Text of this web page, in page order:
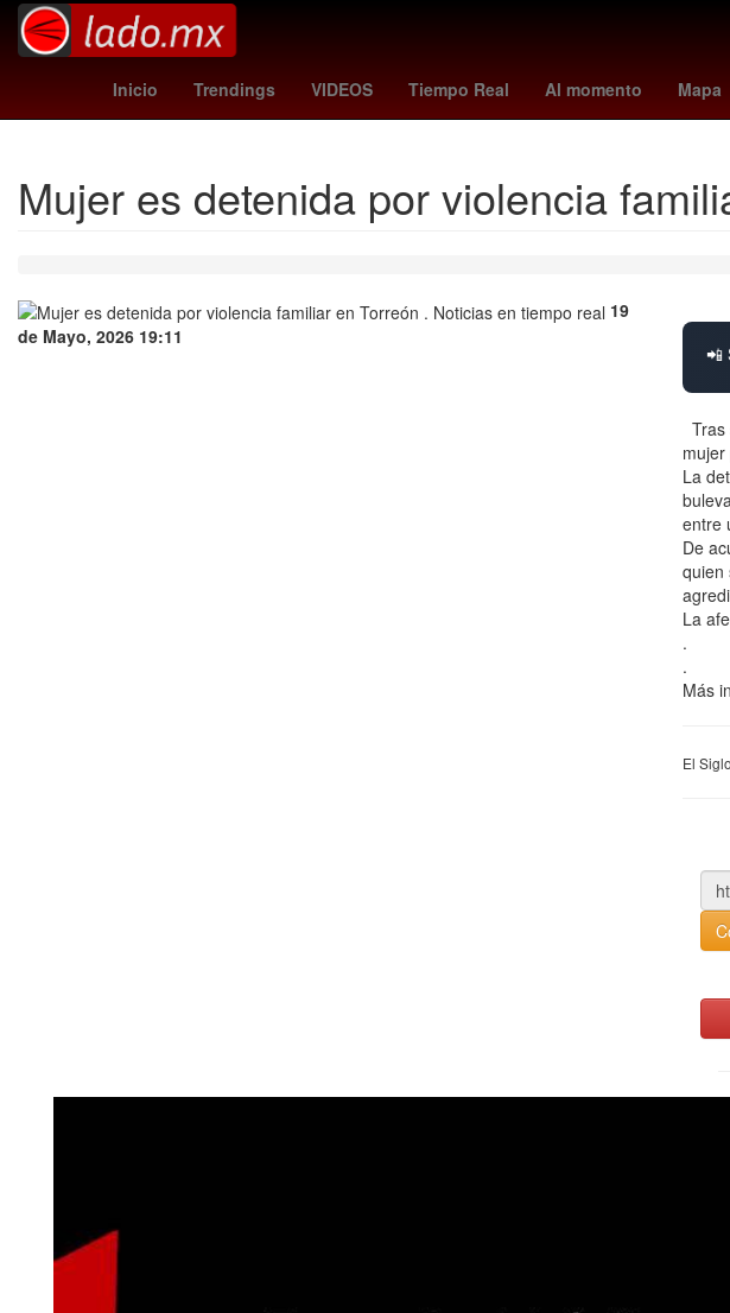
Inicio Trendings VIDEOS Tiempo Real Al momento Mapa
One Direction 27 de marzo 2024 Gobierno Argentina España
Mujer es detenida por violencia
19
de Mayo, 2026 19:11
📲
La
entre
De
quien
La
.
.
Más
El